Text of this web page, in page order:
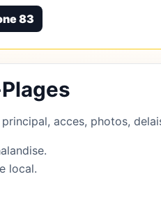
83
acces, photos,
local.